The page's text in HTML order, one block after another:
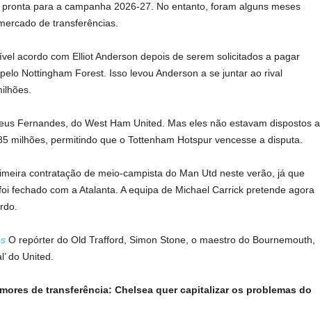
para a campanha 2026-27. No entanto, foram alguns meses
de transferências.
acordo com Elliot Anderson depois de serem solicitados a pagar
Nottingham Forest. Isso levou Anderson a se juntar ao rival
Fernandes, do West Ham United. Mas eles não estavam dispostos a
milhões, permitindo que o Tottenham Hotspur vencesse a disputa.
contratação de meio-campista do Man Utd neste verão, já que
fechado com a Atalanta. A equipa de Michael Carrick pretende agora
O repórter do Old Trafford, Simon Stone, o maestro do Bournemouth,
do United.
de transferência: Chelsea quer capitalizar os problemas do